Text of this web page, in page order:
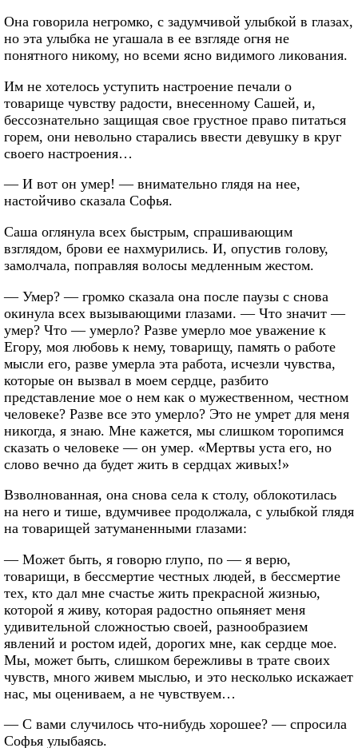
Она говорила негромко, с задумчивой улыбкой в глазах,
но эта улыбка не угашала в ее взгляде огня не
понятного никому, но всеми ясно видимого ликования.
Им не хотелось уступить настроение печали о
товарище чувству радости, внесенному Сашей, и,
бессознательно защищая свое грустное право питаться
горем, они невольно старались ввести девушку в круг
своего настроения…
— И вот он умер! — внимательно глядя на нее,
настойчиво сказала Софья.
Саша оглянула всех быстрым, спрашивающим
взглядом, брови ее нахмурились. И, опустив голову,
замолчала, поправляя волосы медленным жестом.
— Умер? — громко сказала она после паузы с снова
окинула всех вызывающими глазами. — Что значит —
умер? Что — умерло? Разве умерло мое уважение к
Егору, моя любовь к нему, товарищу, память о работе
мысли его, разве умерла эта работа, исчезли чувства,
которые он вызвал в моем сердце, разбито
представление мое о нем как о мужественном, честном
человеке? Разве все это умерло? Это не умрет для меня
никогда, я знаю. Мне кажется, мы слишком торопимся
сказать о человеке — он умер. «Мертвы уста его, но
слово вечно да будет жить в сердцах живых!»
Взволнованная, она снова села к столу, облокотилась
на него и тише, вдумчивее продолжала, с улыбкой глядя
на товарищей затуманенными глазами:
— Может быть, я говорю глупо, по — я верю,
товарищи, в бессмертие честных людей, в бессмертие
тех, кто дал мне счастье жить прекрасной жизнью,
которой я живу, которая радостно опьяняет меня
удивительной сложностью своей, разнообразием
явлений и ростом идей, дорогих мне, как сердце мое.
Мы, может быть, слишком бережливы в трате своих
чувств, много живем мыслью, и это несколько искажает
нас, мы оцениваем, а не чувствуем…
— С вами случилось что-нибудь хорошее? — спросила
Софья улыбаясь.